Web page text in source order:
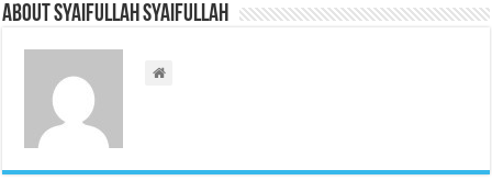
About Syaifullah Syaifullah